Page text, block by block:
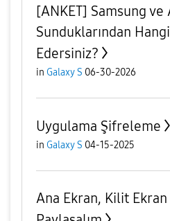
[ANKET] Samsung
Sunduklarından
Edersiniz?
in Galaxy S 06-30-2026
Uygulama Şifreleme
in Galaxy S 04-15-2025
Ana Ekran, Kilit